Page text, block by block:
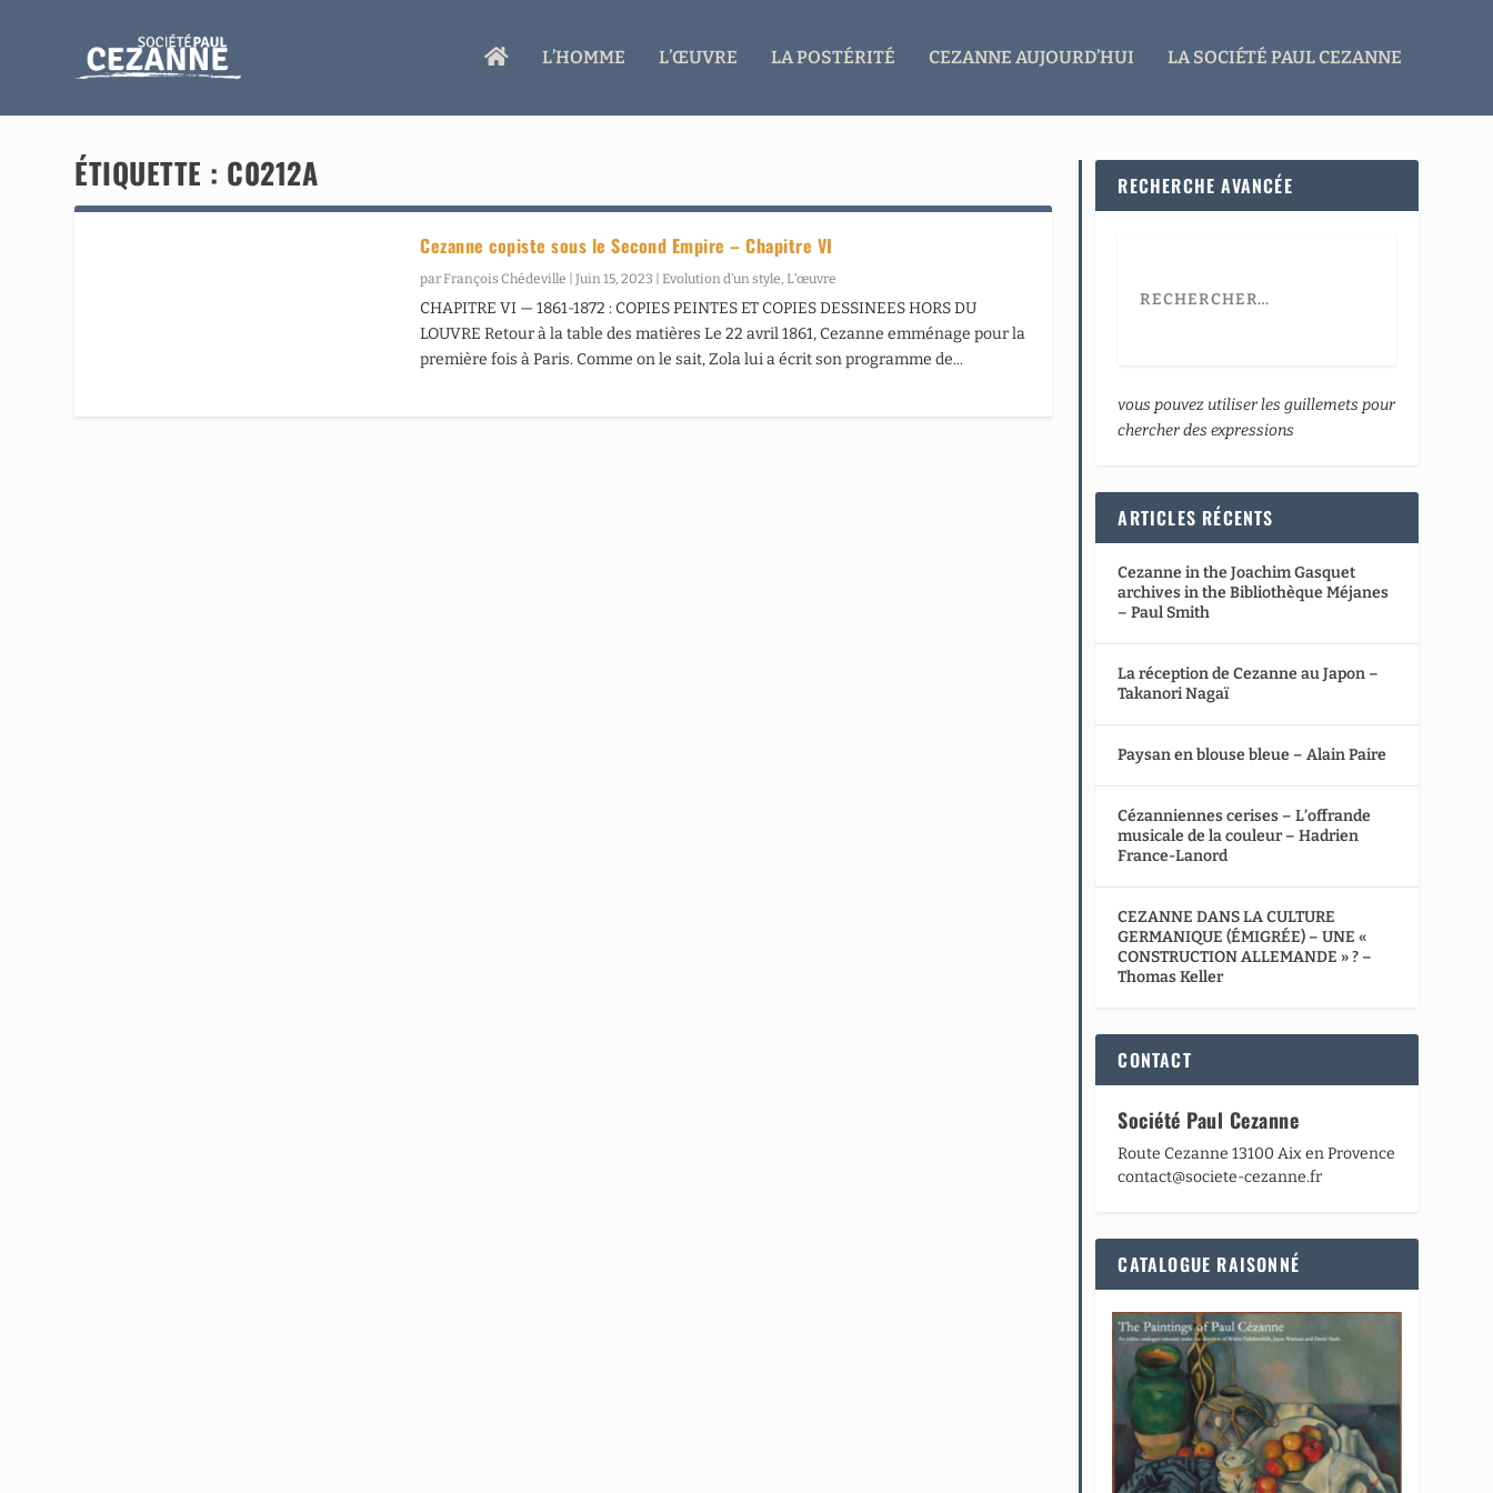
A
L’HOMME L’ŒUVRE LA POSTÉRITÉ CEZANNE AUJOURD’HUI LA SOCIÉTÉ PAUL CEZANNE
ÉTIQUETTE : C0212A
Cezanne copiste sous le Second Empire – Chapitre VI
parFrançois Chédeville |Juin 15, 2023 |Evolution d’un style,L’œuvre
CHAPITRE VI — 1861-1872 : COPIES PEINTES ET COPIES DESSINEES HORS DU
LOUVRE Retour à la table des matières Le 22 avril 1861, Cezanne emménage pour la
première fois à Paris. Comme on le sait, Zola lui a écrit son programme de...
RECHERCHE AVANCÉE
vous pouvez utiliser les guillemets pour
chercher des expressions
ARTICLES RÉCENTS
Cezanne in the Joachim Gasquet
archives in the Bibliothèque Méjanes
– Paul Smith
La réception de Cezanne au Japon –
Takanori Nagaï
Paysan en blouse bleue – Alain Paire
Cézanniennes cerises – L’offrande
musicale de la couleur – Hadrien
France-Lanord
CEZANNE DANS LA CULTURE
GERMANIQUE (ÉMIGRÉE) – UNE «
CONSTRUCTION ALLEMANDE » ? –
Thomas Keller
CONTACT
Société Paul Cezanne
Route Cezanne 13100 Aix en Provence
contact@societe-cezanne.fr
CATALOGUE RAISONNÉ